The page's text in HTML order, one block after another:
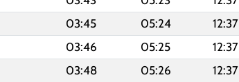
03:45 05:24 12:37
03:46 05:25 12:37
03:48 05:26 12:37